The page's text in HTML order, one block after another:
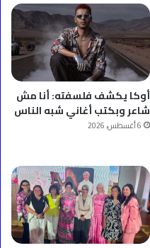
أوكا يكشف فلسفته: أنا مش
شاعر وبكتب أغاني شبه الناس
6 أغسطس، 2026